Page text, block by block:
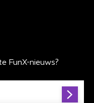
FunX-nieuws?